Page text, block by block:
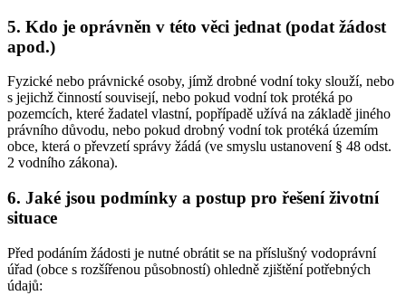
5. Kdo je oprávněn v této věci jednat (podat žádost
apod.)
Fyzické nebo právnické osoby, jímž drobné vodní toky slouží, nebo
s jejichž činností souvisejí, nebo pokud vodní tok protéká po
pozemcích, které žadatel vlastní, popřípadě užívá na základě jiného
právního důvodu, nebo pokud drobný vodní tok protéká územím
obce, která o převzetí správy žádá (ve smyslu ustanovení § 48 odst.
2 vodního zákona).
6. Jaké jsou podmínky a postup pro řešení životní
situace
Před podáním žádosti je nutné obrátit se na příslušný vodoprávní
úřad (obce s rozšířenou působností) ohledně zjištění potřebných
údajů: